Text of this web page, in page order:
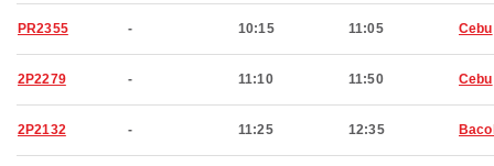
PR2355 - 10:15 11:05 Cebu
2P2279 - 11:10 11:50 Cebu
2P2132 - 11:25 12:35